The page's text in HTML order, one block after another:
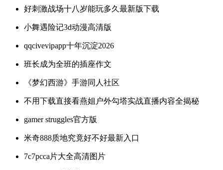
好刺激战场十八岁能玩多久最新版下载
小舞遇险记3d动漫高清版
qqcivevipapp十年沉淀2026
班长成为全班的插座作文
《梦幻西游》手游同人社区
不用下载直接看燕姐户外勾塔实战直播内容全揭秘
gamer struggles官方版
米奇888质地究竟好不好最新入口
7c7pcca片大全高清图片